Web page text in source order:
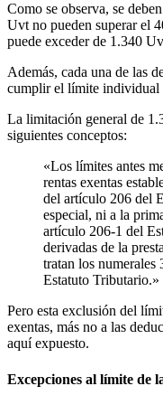
Como se observa, se
Uvt no pueden superar el
puede exceder de 1.340
Además, cada una de las
cumplir el límite individual
La limitación general de
siguientes conceptos:
«Los límites antes
rentas exentas
del artículo 206 del
especial, ni a la
artículo 206-1 del
derivadas de la
tratan los
Estatuto Tributario.»
Pero esta exclusión del
exentas, más no a las
aquí expuesto.
Excepciones al límite de